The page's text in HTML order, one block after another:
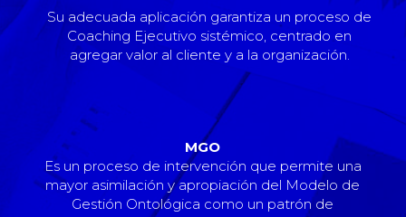
Su adecuada aplicación garantiza un proceso de
Coaching Ejecutivo sistémico, centrado en
agregar valor al cliente y a la organización.
MGO
Es un proceso de intervención que permite una
mayor asimilación y apropiación del Modelo de
Gestión Ontológica como un patrón de